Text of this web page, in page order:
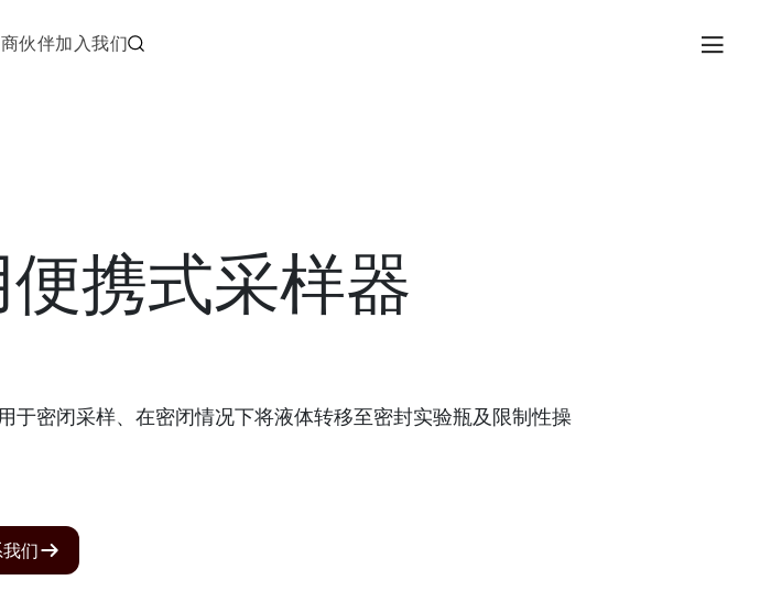
伙伴加入我们
携式采样器
密闭采样、在密闭情况下将液体转移至密封实验瓶及限制性操
们